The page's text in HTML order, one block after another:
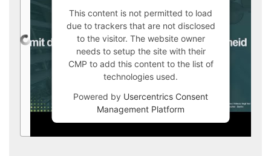
This content is not permitted to load
due to trackers that are not disclosed
to the visitor. The website owner
needs to setup the site with their
CMP to add this content to the list of
technologies used.
Powered by Usercentrics Consent
Management Platform